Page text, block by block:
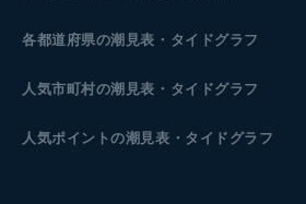
各都道府県の潮見表 ・タイドグラフ
人気市町村の潮見表・タイドグラフ
人気ポイントの潮見表・タイドグラフ